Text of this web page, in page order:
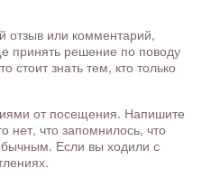
отзыв или комментарий,
принять решение по поводу
стоит знать тем, кто только
от посещения. Напишите
нет, что запомнилось, что
Если вы ходили с